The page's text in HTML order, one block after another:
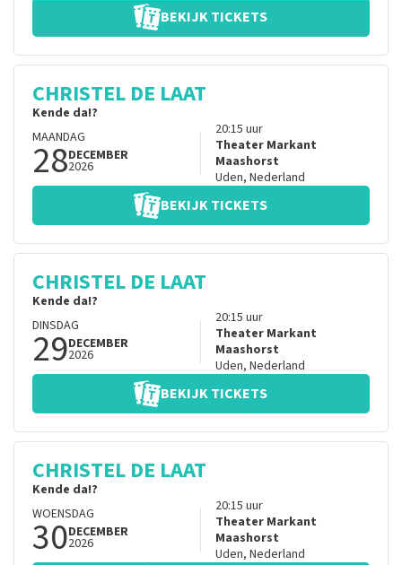
BEKIJK TICKETS
CHRISTEL DE LAAT
Kende da!?
MAANDAG
28DECEMBER
2026
20:15 uur
Theater Markant
Maashorst
Uden, Nederland
BEKIJK TICKETS
CHRISTEL DE LAAT
Kende da!?
DINSDAG
29DECEMBER
2026
20:15 uur
Theater Markant
Maashorst
Uden, Nederland
BEKIJK TICKETS
CHRISTEL DE LAAT
Kende da!?
WOENSDAG
30DECEMBER
2026
20:15 uur
Theater Markant
Maashorst
Uden, Nederland